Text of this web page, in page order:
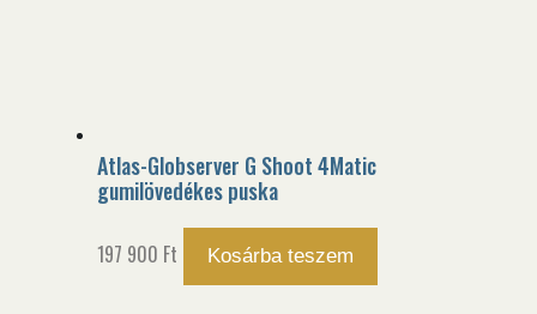
Atlas-Globserver G Shoot 4Matic
gumilövedékes puska
197 900 Ft Kosárba teszem